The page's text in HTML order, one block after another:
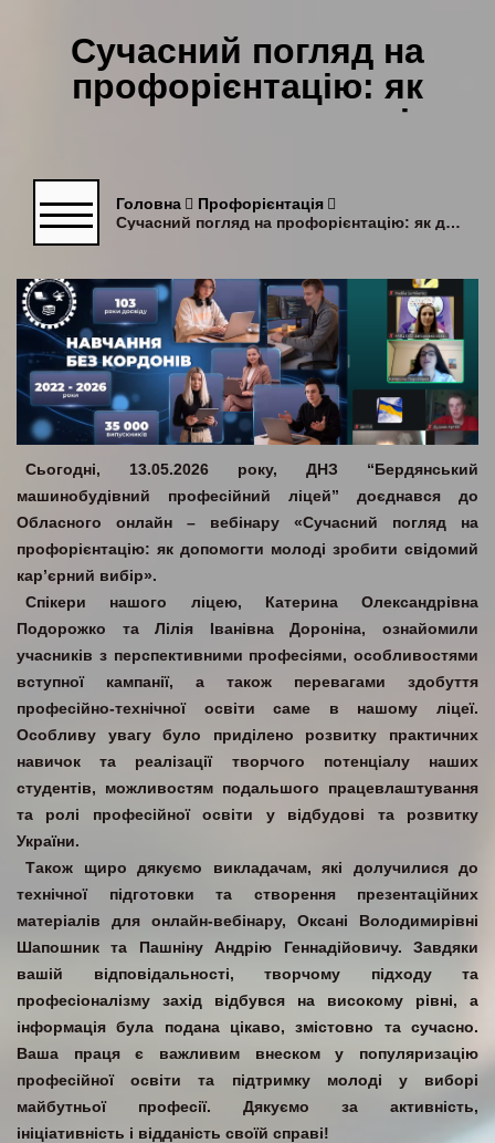
Сучасний погляд на
профорієнтацію: як
допомогти молоді
кар’єрний вибір
Головна
Профорієнтація
Сучасний погляд на профорієнтацію: як допомогти молоді зробити свідомий кар’єрний вибір
Сьогодні, 13.05.2026 року, ДНЗ “Бердянський
машинобудівний професійний ліцей” доєднався до
Обласного онлайн – вебінару «Сучасний погляд на
профорієнтацію: як допомогти молоді зробити свідомий
кар’єрний вибір».
Спікери нашого ліцею, Катерина Олександрівна
Подорожко та Лілія Іванівна Дороніна, ознайомили
учасників з перспективними професіями, особливостями
вступної кампанії, а також перевагами здобуття
професійно-технічної освіти саме в нашому ліцеї.
Особливу увагу було приділено розвитку практичних
навичок та реалізації творчого потенціалу наших
студентів, можливостям подальшого працевлаштування
та ролі професійної освіти у відбудові та розвитку
України.
Також щиро дякуємо викладачам, які долучилися до
технічної підготовки та створення презентаційних
матеріалів для онлайн-вебінару, Оксані Володимирівні
Шапошник та Пашніну Андрію Геннадійовичу. Завдяки
вашій відповідальності, творчому підходу та
професіоналізму захід відбувся на високому рівні, а
інформація була подана цікаво, змістовно та сучасно.
Ваша праця є важливим внеском у популяризацію
професійної освіти та підтримку молоді у виборі
майбутньої професії. Дякуємо за активність,
ініціативність і відданість своїй справі!